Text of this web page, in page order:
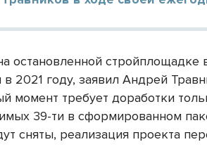
остановленной
в 2021 году, заявил Андрей
момент требует доработки
39-ти в сформированном
сняты, реализация проекта